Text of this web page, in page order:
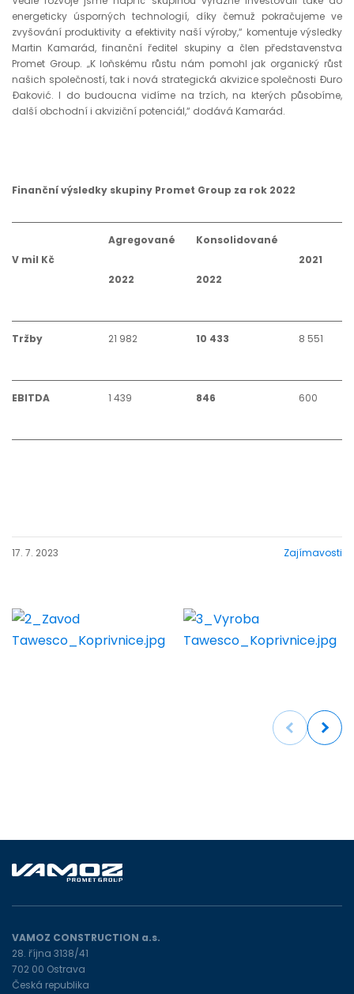
energeticky úsporných technologií, díky čemuž pokračujeme ve
zvyšování produktivity a efektivity naší výroby,“ komentuje výsledky
Martin Kamarád, finanční ředitel skupiny a člen představenstva
Promet Group. „K loňskému růstu nám pomohl jak organický růst
našich společností, tak i nová strategická akvizice společnosti Đuro
Đaković. I do budoucna vidíme na trzích, na kterých působíme,
další obchodní i akviziční potenciál,“ dodává Kamarád.
Finanční výsledky skupiny Promet Group za rok 2022
V mil Kč
Agregované
2022
Konsolidované
2022
2021
Tržby 21 982 10 433 8 551
EBITDA 1 439 846 600
17. 7. 2023 Zajímavosti
Previous Next
VAMOZ CONSTRUCTION a.s.
28. října 3138/41
702 00 Ostrava
Česká republika